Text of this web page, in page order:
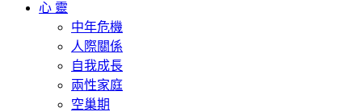
心 靈
中年危機
人際關係
自我成長
兩性家庭
空巢期